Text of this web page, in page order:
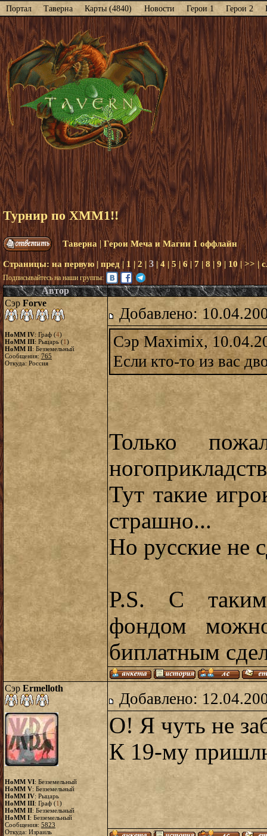
Портал Таверна Карты (4840) Новости Герои 1 Герои 2
Турнир по ХММ1!!
Таверна |Герои Меча и Магии 1 оффлайн
Страницы: на первую | пред|1 | 2| 3 |4 | 5|6|7 | 8 | 9 | 10|>> |
Подписывайтесь на наши группы:
Автор
Сэр Forve
HoMM IV: Граф (4)
HoMM III: Рыцарь (1)
HoMM II: Безземельный
Сообщения: 765
Откуда: Россия
Добавлено:
Сэр Maximix,
Если кто-то из вас
Только
Тут такие
страшно...
Но русские не
P.S. С
фондом
биплатным
Сэр Ermelloth
HoMM VI: Безземельный
HoMM V: Безземельный
HoMM IV: Рыцарь
HoMM III: Граф (1)
HoMM II: Безземельный
HoMM I: Безземельный
Сообщения: 5823
Откуда: Израиль
Добавлено:
О! Я чуть не
К 19-му